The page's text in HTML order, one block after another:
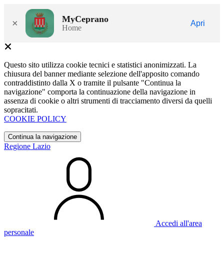
× MyCeprano
Home
Apri
Questo sito utilizza cookie tecnici e statistici anonimizzati. La
chiusura del banner mediante selezione dell'apposito comando
contraddistinto dalla X o tramite il pulsante "Continua la
navigazione" comporta la continuazione della navigazione in
assenza di cookie o altri strumenti di tracciamento diversi da quelli
sopracitati.
COOKIE POLICY
Continua la navigazione
Regione Lazio
Accedi all'area
personale